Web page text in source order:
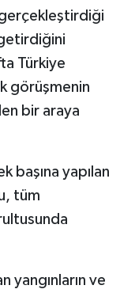
Türkiye
görüşmenin
bir araya
başına yapılan
tüm
yangınların ve